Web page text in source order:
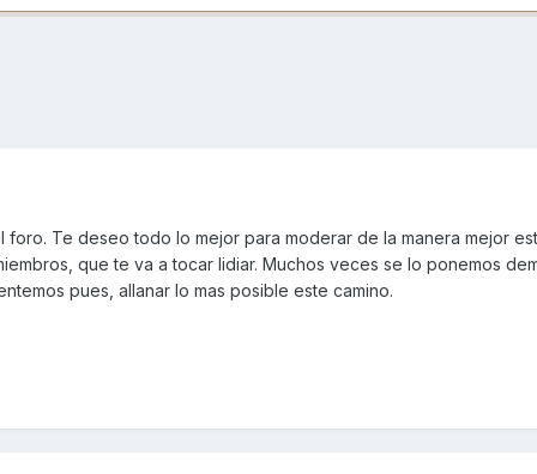
Te deseo todo lo mejor para moderar de la manera mejor
que te va a tocar lidiar. Muchos veces se lo ponemos
pues, allanar lo mas posible este camino.